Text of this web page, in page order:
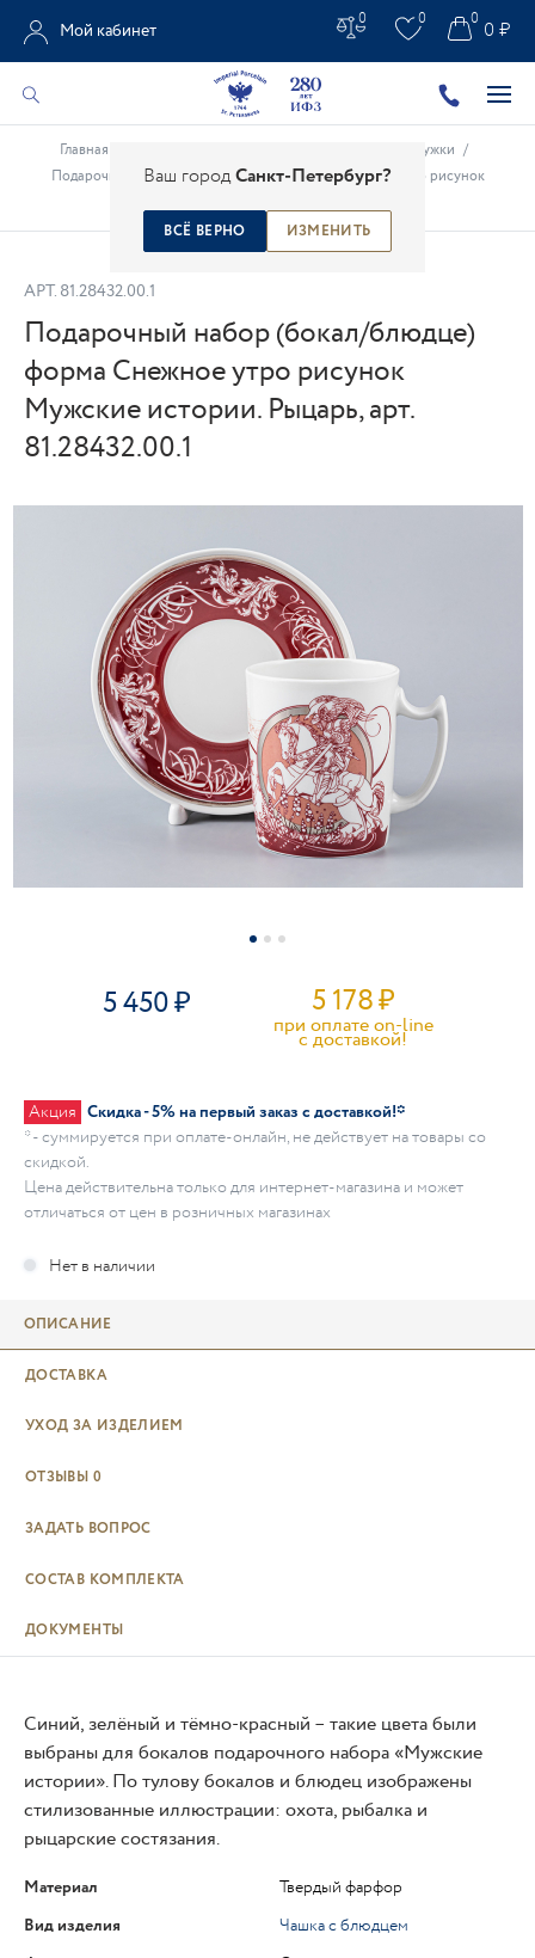
Ваш городСанкт-Петербург?
ВСЁ ВЕРНО ИЗМЕНИТЬ
Мой кабинет
0 0 0 ₽
0
Главная Бокалы, кружки /
Подарочный набор (бокал/блюдце) форма Снежное утро рисунок
АРТ. 81.28432.00.1
Подарочный набор (бокал/блюдце)
форма Снежное утро рисунок
Мужские истории. Рыцарь, арт.
81.28432.00.1
5 450 5 178₽
при оплате on-line
c доставкой!
Акция Скидка - 5% на первый заказ с доставкой!*
* - суммируется при оплате-онлайн, не действует на товары со
скидкой.
Цена действительна только для интернет-магазина и может
отличаться от цен в розничных магазинах
ОПИСАНИЕ
ДОСТАВКА
УХОД ЗА ИЗДЕЛИЕМ
ОТЗЫВЫ 0
ЗАДАТЬ ВОПРОС
СОСТАВ КОМПЛЕКТА
ДОКУМЕНТЫ
Синий, зелёный и тёмно-красный – такие цвета были
выбраны для бокалов подарочного набора «Мужские
истории». По тулову бокалов и блюдец изображены
стилизованные иллюстрации: охота, рыбалка и
рыцарские состязания.
Материал
Твердый фарфор
Вид изделия
Чашка с блюдцем